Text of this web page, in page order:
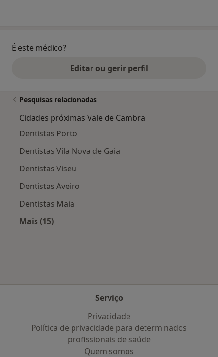
É este médico?
Editar ou gerir perfil
Pesquisas relacionadas
Cidades próximas Vale de Cambra
Dentistas Porto
Dentistas Vila Nova de Gaia
Dentistas Viseu
Dentistas Aveiro
Dentistas Maia
Mais (15)
Serviço
Privacidade
Política de privacidade para determinados
profissionais de saúde
Quem somos